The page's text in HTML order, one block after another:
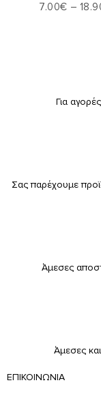
7.00€ –
Για
Σας παρέχουμε
Άμεσες
Άμεσες
ΕΠΙΚΟΙΝΩΝΙΑ